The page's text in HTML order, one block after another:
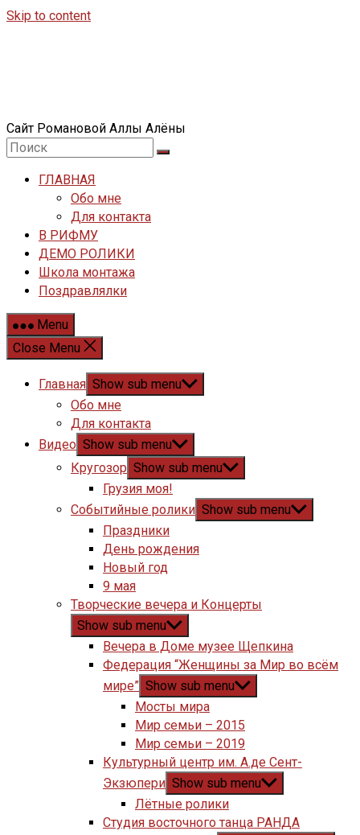
Skip to content
Сайт Романовой Аллы Алёны
ГЛАВНАЯ
Обо мне
Для контакта
В РИФМУ
ДЕМО РОЛИКИ
Школа монтажа
Поздравлялки
Menu
Close Menu
Главная Show sub menu
Обо мне
Для контакта
Видео Show sub menu
Кругозор Show sub menu
Грузия моя!
Событийные ролики Show sub menu
Праздники
День рождения
Новый год
9 мая
Творческие вечера и Концерты
Show sub menu
Вечера в Доме музее Щепкина
Федерация “Женщины за Мир во всём
мире” Show sub menu
Мосты мира
Мир семьи – 2015
Мир семьи – 2019
Культурный центр им. А.де Сент-
Экзюпери Show sub menu
Лётные ролики
Студия восточного танца РАНДА